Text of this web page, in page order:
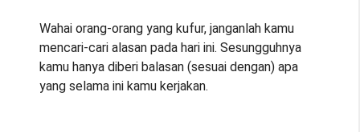
Wahai orang-orang yang kufur, janganlah kamu
mencari-cari alasan pada hari ini. Sesungguhnya
kamu hanya diberi balasan (sesuai dengan) apa
yang selama ini kamu kerjakan.